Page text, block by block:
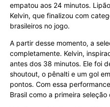
empatou aos 24 minutos.
Kelvin, que finalizou com
brasileiros no jogo.
A partir desse momento, a
completamente. Kelvin,
antes dos 38 minutos. Ele foi
shoutout, o pênalti e um gol
pontos. Com essa
Brasil como a primeira